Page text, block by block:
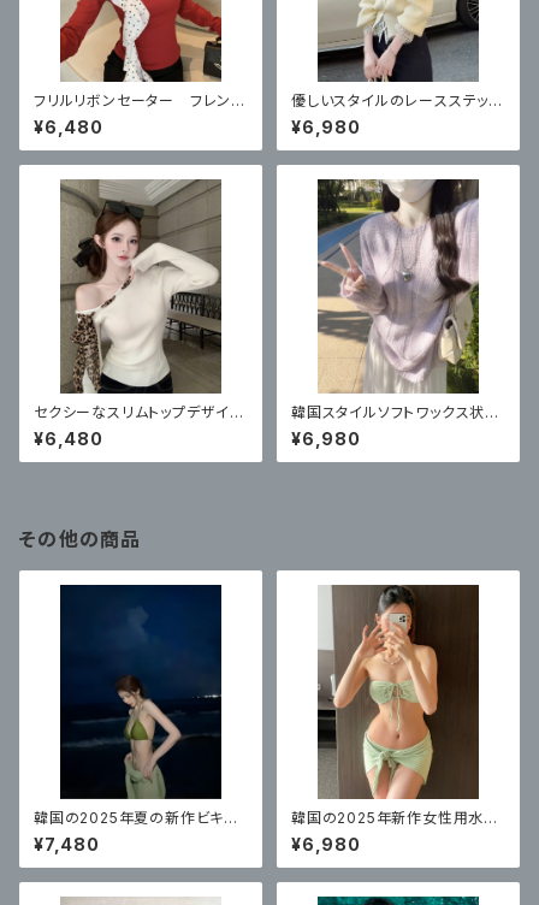
フリルリボンセーター フレンチ
レッドワンショルダー長袖Tシャ
ツ
¥6,480
優しいスタイルのレースステッチ
V ネックセーター
¥6,980
セクシーなスリムトップデザイン
ストラップショートボトリングシャ
ツ
¥6,480
韓国スタイルソフトワックス状ニ
ットウェアラウンドネックトップ
¥6,980
その他の商品
韓国の2025年夏の新作ビキニ
水着、フェミニン、ピュアでセクシ
ーなブラウスビキニ付き3点セッ
ト
¥7,480
韓国の2025年新作女性用水
着、セクシーな女の子がビーチ
でセクシーに見せるための高級
バンドゥビキニ3点セット
¥6,980